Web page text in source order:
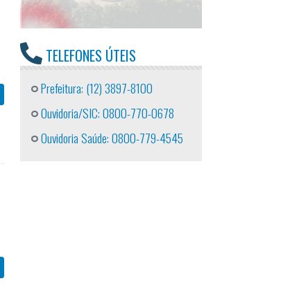
TELEFONES ÚTEIS
Prefeitura: (12) 3897-8100
Ouvidoria/SIC: 0800-770-0678
Ouvidoria Saúde: 0800-779-4545